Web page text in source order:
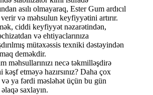
asılı olmayaraq, Ester Gum ardıcıl
və məhsulun keyfiyyətini artırır.
ciddi keyfiyyət nəzarətindən,
və ehtiyaclarınıza
mütəxəssis texniki dəstəyindən
deməkdir.
məhsullarınızı necə təkmilləşdirə
kəşf etməyə hazırsınız? Daha çox
ya fərdi məsləhət üçün bu gün
saxlayın.